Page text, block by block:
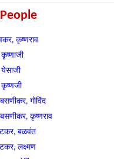
कृष्णराव
गोविंद
कृष्णराव
बळवंत
लक्ष्मण